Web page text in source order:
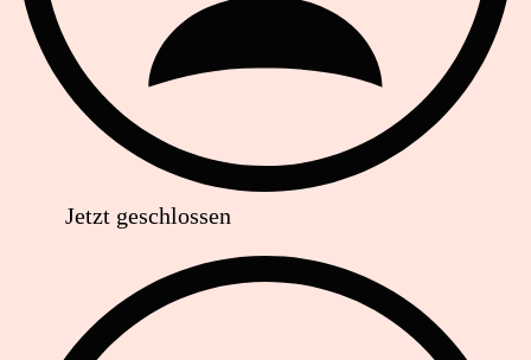
Jetzt geschlossen